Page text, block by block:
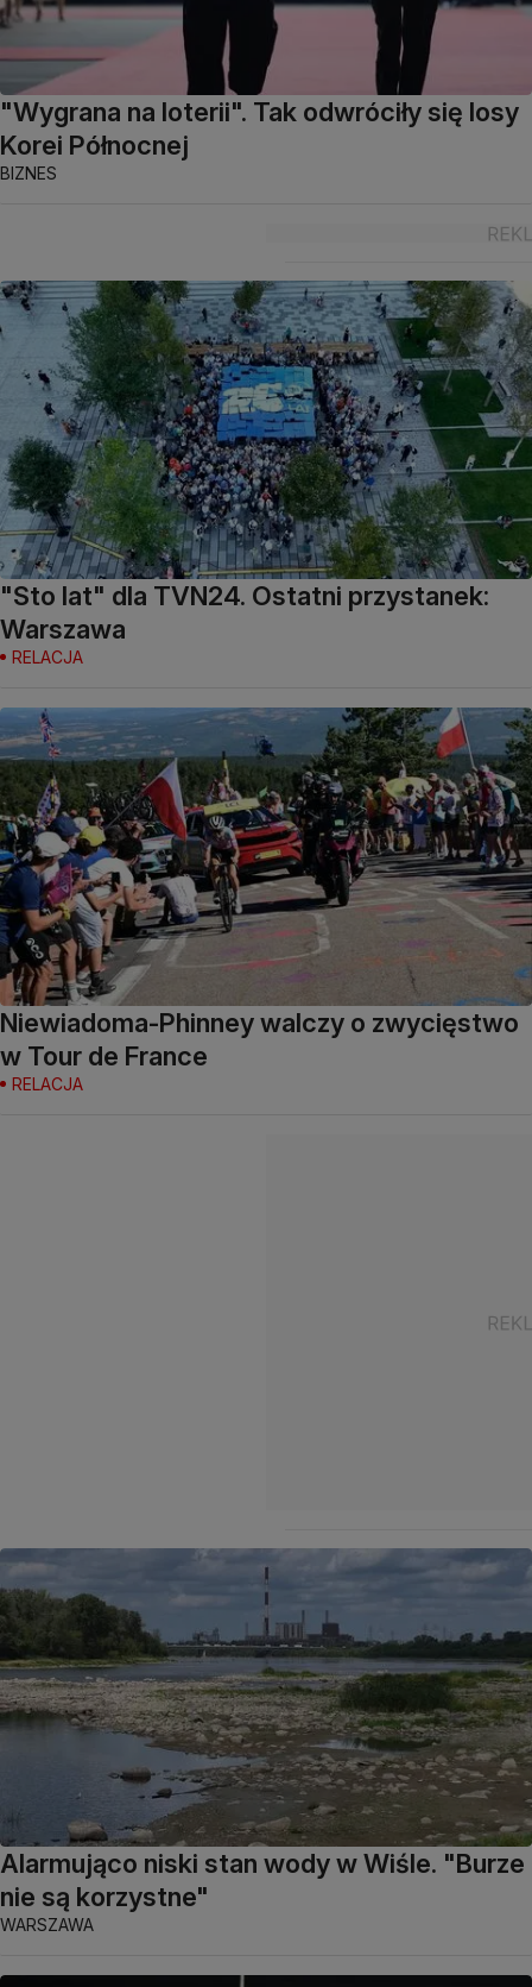
"Wygrana na loterii". Tak odwróciły się losy
Korei Północnej
BIZNES
"Sto lat" dla TVN24. Ostatni przystanek:
Warszawa
RELACJA
Niewiadoma-Phinney walczy o zwycięstwo
w Tour de France
RELACJA
Alarmująco niski stan wody w Wiśle. "Burze
nie są korzystne"
WARSZAWA